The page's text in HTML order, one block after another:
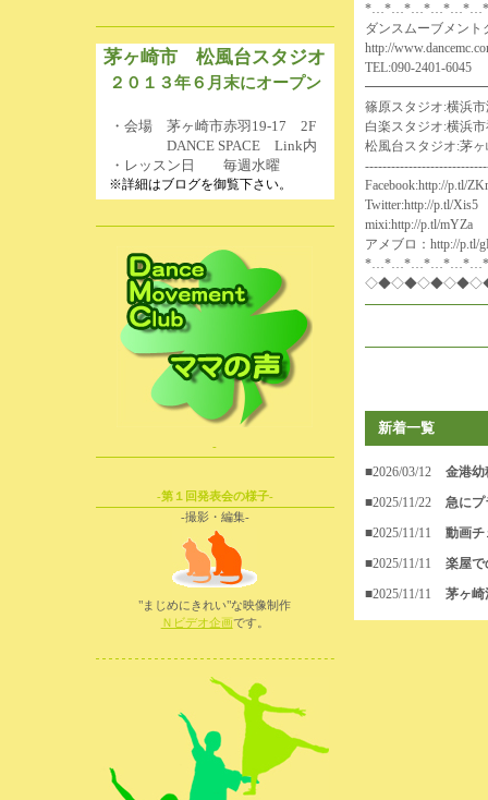
ダンスムーブメント
http://
TEL:090-2401-6045
篠原スタジオ:横浜
白楽スタジオ:横浜
松風台スタジオ:茅ヶ
Facebook:http://p.tl/
Twitter:http://p.tl/Xis5
mixi:http://p.tl/mYZa
アメブロ： http://p.tl/
新着一覧
■2026/03/12
金港
■2025/11/22
急にプ
■2025/11/11
動画チ
■2025/11/11
楽屋で
■2025/11/11
茅ヶ崎
茅ヶ崎市 松風台スタジオ
２０１３年６月末にオープン
・会場 茅ヶ崎市赤羽19-17 2F
DANCE SPACE Link内
・レッスン日 毎週水曜
※詳細はブログを御覧下さい。
-
-第１回発表会の様子-
-撮影・編集-
"まじめにきれい"な映像制作
Ｎビデオ企画です。